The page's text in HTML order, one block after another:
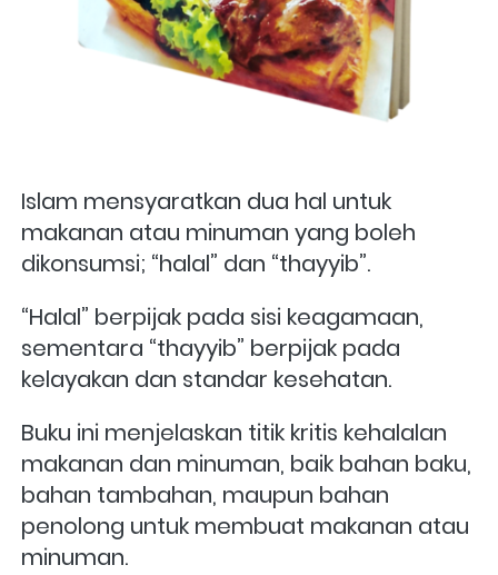
Islam mensyaratkan dua hal untuk
makanan atau minuman yang boleh
dikonsumsi; “halal” dan “thayyib”.
“Halal” berpijak pada sisi keagamaan,
sementara “thayyib” berpijak pada
kelayakan dan standar kesehatan.
Buku ini menjelaskan titik kritis kehalalan
makanan dan minuman, baik bahan baku,
bahan tambahan, maupun bahan
penolong untuk membuat makanan atau
minuman.